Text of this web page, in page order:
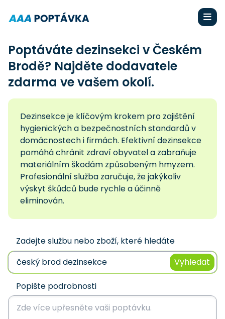
Poptáváte dezinsekci v Českém
Brodě? Najděte dodavatele
zdarma ve vašem okolí.
Dezinsekce je klíčovým krokem pro zajištění
hygienických a bezpečnostních standardů v
domácnostech i firmách. Efektivní dezinsekce
pomáhá chránit zdraví obyvatel a zabraňuje
materiálním škodám způsobeným hmyzem.
Profesionální služba zaručuje, že jakýkoliv
výskyt škůdců bude rychle a účinně
eliminován.
Zadejte službu nebo zboží, které hledáte
Vyhledat
Popište podrobnosti